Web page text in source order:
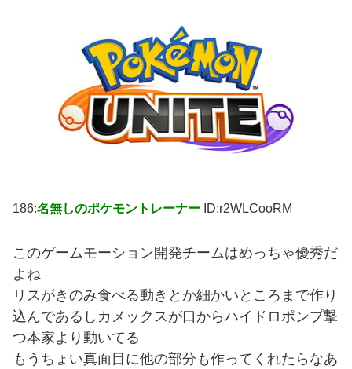
186:名無しのポケモントレーナー ID:r2WLCooRM
このゲームモーション開発チームはめっちゃ優秀だ
よね
リスがきのみ食べる動きとか細かいところまで作り
込んであるしカメックスが口からハイドロポンプ撃
つ本家より動いてる
もうちょい真面目に他の部分も作ってくれたらなあ